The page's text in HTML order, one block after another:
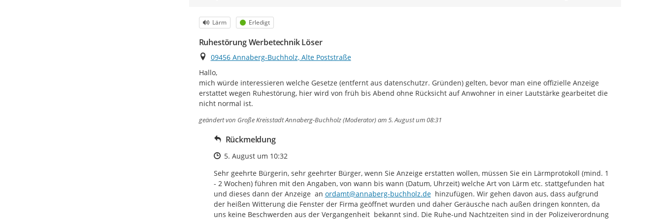
Kategorie
Lärm Status
Erledigt
Ruhestörung Werbetechnik Löser
Ort
09456 Annaberg-Buchholz, Alte Poststraße
Hallo,
mich würde interessieren welche Gesetze (entfernt aus datenschutzr. Gründen) gelten, bevor man eine offizielle Anzeige
erstattet wegen Ruhestörung, hier wird von früh bis Abend ohne Rücksicht auf Anwohner in einer Lautstärke gearbeitet die
nicht normal ist.
geändert von Große Kreisstadt Annaberg-Buchholz (Moderator)am 5. August um 08:31
Rückmeldung
Zeitpunkt des Erstellens
5. August um 10:32
Sehr geehrte Bürgerin, sehr geehrter Bürger, wenn Sie Anzeige erstatten wollen, müssen Sie ein Lärmprotokoll (mind. 1
- 2 Wochen) führen mit den Angaben, von wann bis wann (Datum, Uhrzeit) welche Art von Lärm etc. stattgefunden hat
und dieses dann der Anzeige  an ordamt@annaberg-buchholz.de
  hinzufügen. Wir gehen davon aus, dass aufgrund
der heißen Witterung die Fenster der Firma geöffnet wurden und daher Geräusche nach außen dringen konnten, da
uns keine Beschwerden aus der Vergangenheit  bekannt sind. Die Ruhe-und Nachtzeiten sind in der Polizeiverordnung